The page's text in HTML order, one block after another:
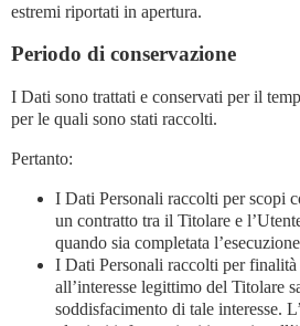
estremi riportati in apertura.
Periodo di conservazione
I Dati sono trattati e conservati per il
per le quali sono stati raccolti.
Pertanto:
I Dati Personali raccolti per scopi
un contratto tra il Titolare e
quando sia completata
I Dati Personali raccolti per
all’interesse legittimo del Titolare
soddisfacimento di tale interesse.